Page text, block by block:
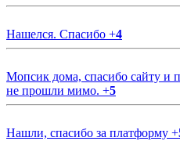
Нашелся. Спасибо +4
Мопсик дома, спасибо сайту и
не прошли мимо. +5
Нашли, спасибо за платформу +